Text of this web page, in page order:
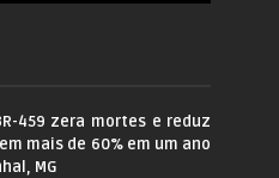
459 zera mortes e reduz
mais de 60% em um ano
MG